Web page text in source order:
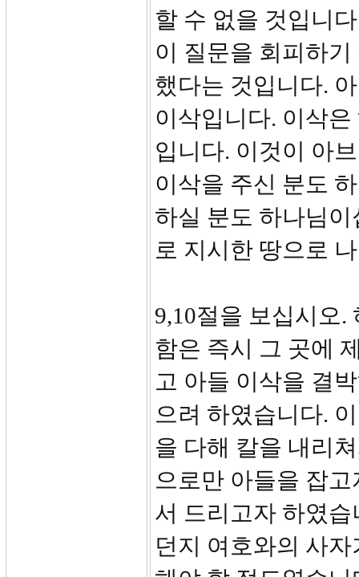
할 수 없을 것입니
이 질문을 회피하
했다는 것입니다.
이삭입니다. 이삭
입니다. 이것이 아
이삭을 주신 분도
하실 분도 하나님
로 지시한 땅으로
9,10절을 보십시오.
함은 즉시 그 곳에
고 아들 이삭을 결
으려 하였습니다.
을 다해 칼을 내리
으로만 아들을 잡
서 드리고자 하였
던지 여호와의 사